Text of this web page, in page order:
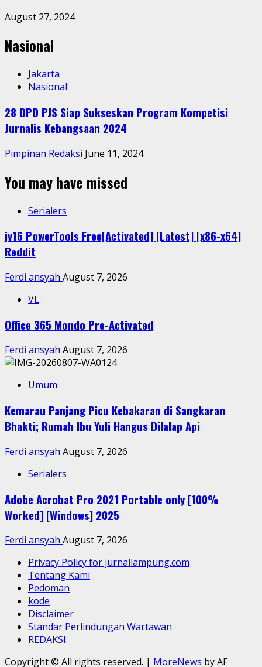
August 27, 2024
Nasional
Jakarta
Nasional
28 DPD PJS Siap Sukseskan Program Kompetisi
Jurnalis Kebangsaan 2024
Pimpinan Redaksi June 11, 2024
You may have missed
Serialers
jv16 PowerTools Free[Activated] [Latest] [x86-x64]
Reddit
Ferdi ansyah August 7, 2026
VL
Office 365 Mondo Pre-Activated
Ferdi ansyah August 7, 2026
Umum
Kemarau Panjang Picu Kebakaran di Sangkaran
Bhakti; Rumah Ibu Yuli Hangus Dilalap Api
Ferdi ansyah August 7, 2026
Serialers
Adobe Acrobat Pro 2021 Portable only [100%
Worked] [Windows] 2025
Ferdi ansyah August 7, 2026
Privacy Policy for jurnallampung.com
Tentang Kami
Pedoman
kode
Disclaimer
Standar Perlindungan Wartawan
REDAKSI
Copyright © All rights reserved. | MoreNews by AF